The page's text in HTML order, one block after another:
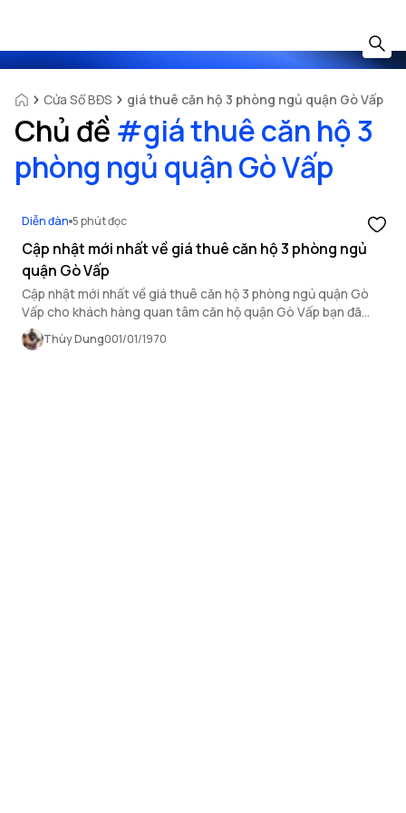
Cửa Sổ BĐS giá thuê căn hộ 3 phòng ngủ quận Gò Vấp
Chủ đề #giá thuê căn hộ 3
phòng ngủ quận Gò Vấp
Diễn đàn 5 phút đọc
Cập nhật mới nhất về giá thuê căn hộ 3 phòng ngủ
quận Gò Vấp
Cập nhật mới nhất về giá thuê căn hộ 3 phòng ngủ quận Gò
Vấp cho khách hàng quan tâm căn hộ quận Gò Vấp bạn đã
biết? Nếu chưa, xem ngay bài viết dưới đây của OneHousing!
Thùy Dung001/01/1970